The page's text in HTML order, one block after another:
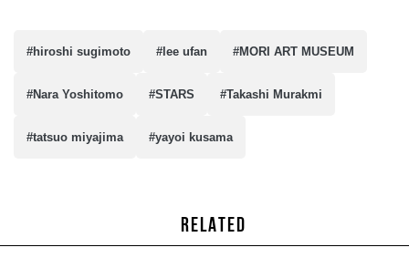
#hiroshi sugimoto #lee ufan #MORI ART MUSEUM
#Nara Yoshitomo #STARS #Takashi Murakmi
#tatsuo miyajima #yayoi kusama
RELATED